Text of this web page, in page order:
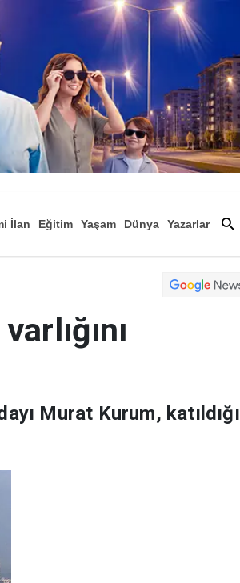
İlan Eğitim Yaşam
Dünya
Yazarlar
Murat Kurum, katıldığı